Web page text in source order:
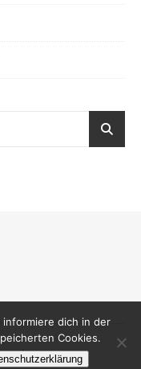
.
dich in der
Cookies.